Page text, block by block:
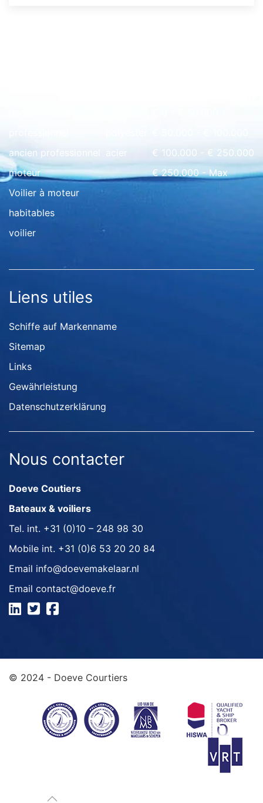
ancien professionnel
moteur
Voilier à moteur
habitables
voilier
acier
€ 100.000 - € 250.000
€ 250.000 - Max
Liens utiles
Schiffe auf Markenname
Sitemap
Links
Gewährleistung
Datenschutzerklärung
Nous contacter
Doeve Coutiers
Bateaux & voiliers
Tel. int. +31 (0)10 – 248 98 30
Mobile int. +31 (0)6 53 20 20 84
Email info@doevemakelaar.nl
Email contact@doeve.fr
© 2024 - Doeve Courtiers